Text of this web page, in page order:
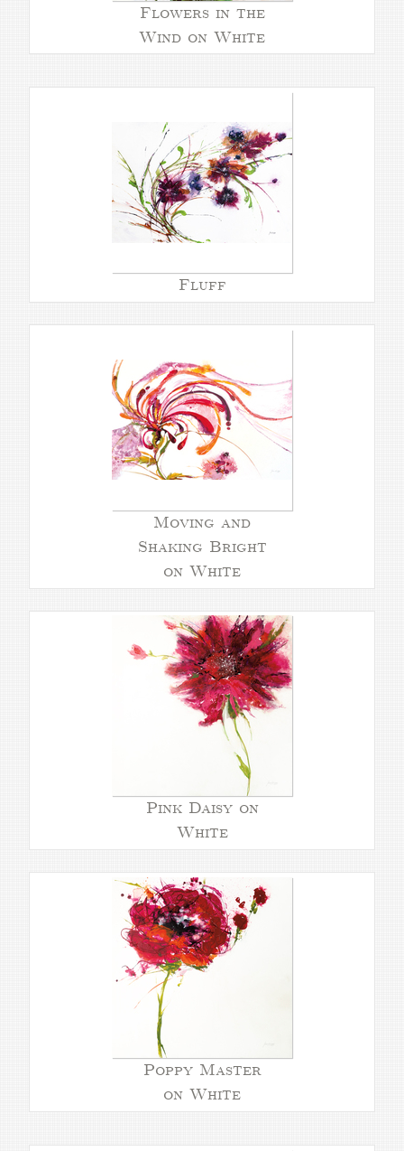
Flowers in the
Wind on White
Fluff
Moving and
Shaking Bright
on White
Pink Daisy on
White
Poppy Master
on White